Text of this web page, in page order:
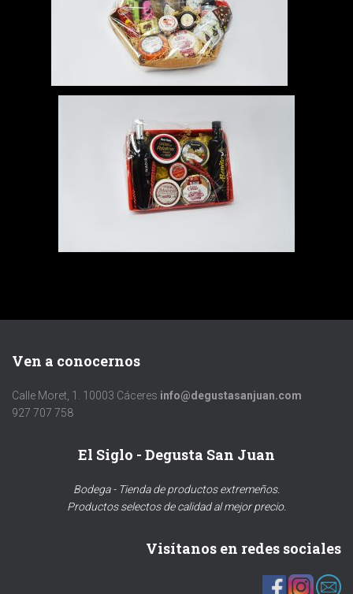
Ven a conocernos
Calle Moret, 1. 10003 Cáceres info@degustasanjuan.com
927 707 758
El Siglo - Degusta San Juan
Bodega - Tienda de productos extremeños.
Productos selectos de calidad al mejor precio.
Visítanos en redes sociales